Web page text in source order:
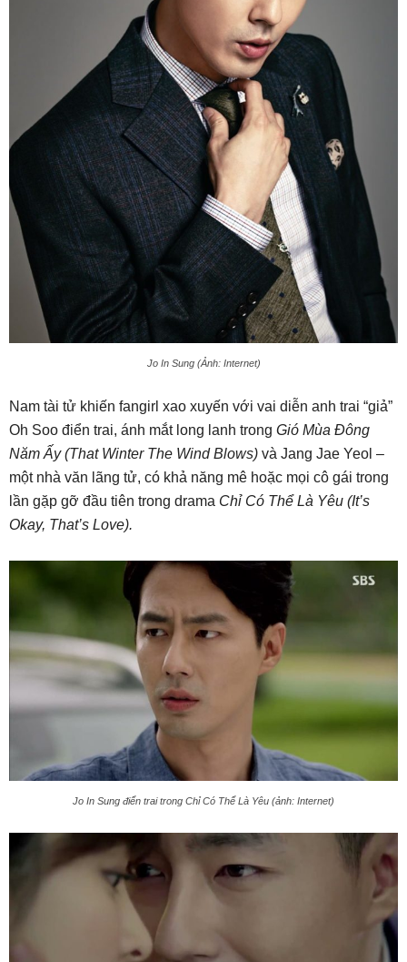
Jo In Sung (Ảnh: Internet)
Nam tài tử khiến fangirl xao xuyến với vai diễn anh trai “giả”
Oh Soo điển trai, ánh mắt long lanh trong Gió Mùa Đông
Năm Ấy (That Winter The Wind Blows) và Jang Jae Yeol –
một nhà văn lãng tử, có khả năng mê hoặc mọi cô gái trong
lần gặp gỡ đầu tiên trong drama Chỉ Có Thể Là Yêu (It’s
Okay, That’s Love).
Jo In Sung điển trai trong Chỉ Có Thể Là Yêu (ảnh: Internet)